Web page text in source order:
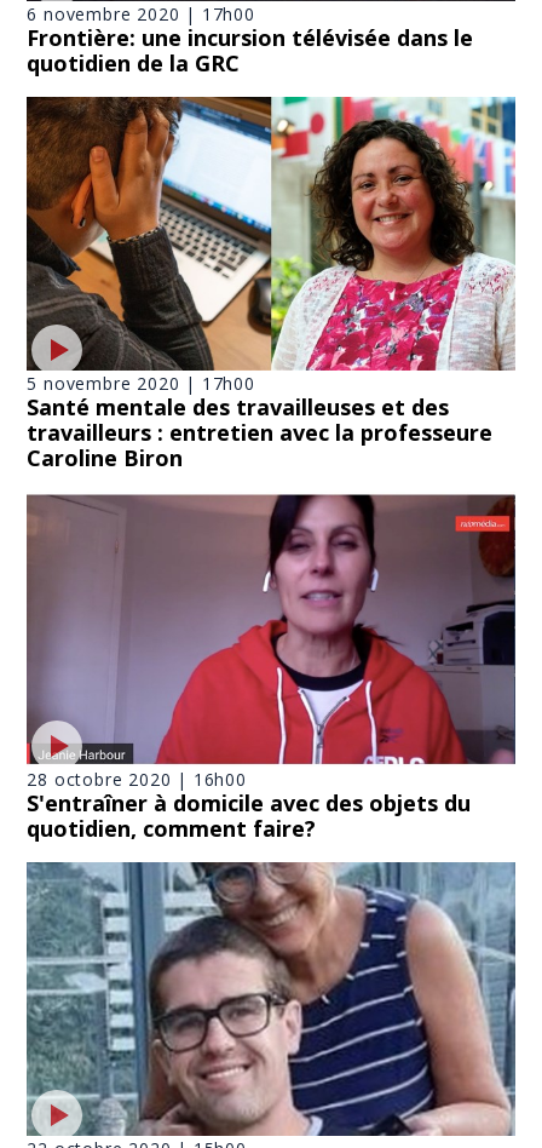
6 novembre 2020 | 17h00
Frontière: une incursion télévisée dans le
quotidien de la GRC
5 novembre 2020 | 17h00
Santé mentale des travailleuses et des
travailleurs : entretien avec la professeure
Caroline Biron
28 octobre 2020 | 16h00
S'entraîner à domicile avec des objets du
quotidien, comment faire?